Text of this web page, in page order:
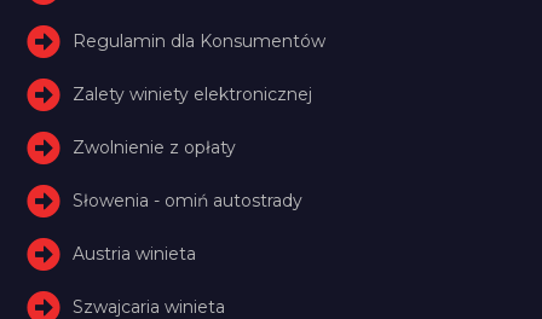
Regulamin dla Konsumentów
Zalety winiety elektronicznej
Zwolnienie z opłaty
Słowenia - omiń autostrady
Austria winieta
Szwajcaria winieta